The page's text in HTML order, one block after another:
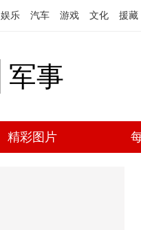
娱乐 汽车 游戏 文化 援藏
军事
精彩图片